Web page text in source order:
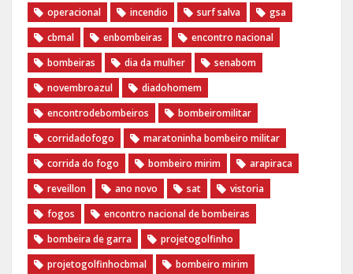
operacional
incendio surf salva
gsa
cbmal
enbombeiras
encontro nacional
bombeiras
dia da mulher
senabom
novembroazul
diadohomem
encontrodebombeiros
bombeiromilitar
corridadofogo
maratoninha bombeiro militar
corrida do fogo
bombeiro mirim
arapiraca
reveillon
ano novo sat
vistoria
fogos
encontro nacional de bombeiras
bombeira de garra
projetogolfinho
projetogolfinhocbmal
bombeiro mirim